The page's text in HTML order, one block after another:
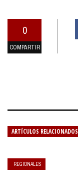
0
COMPARTIR
ARTÍCULOS RELACIONADOS
REGIONALES